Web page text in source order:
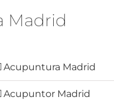
Madrid
Acupuntura Madrid
Acupuntor Madrid